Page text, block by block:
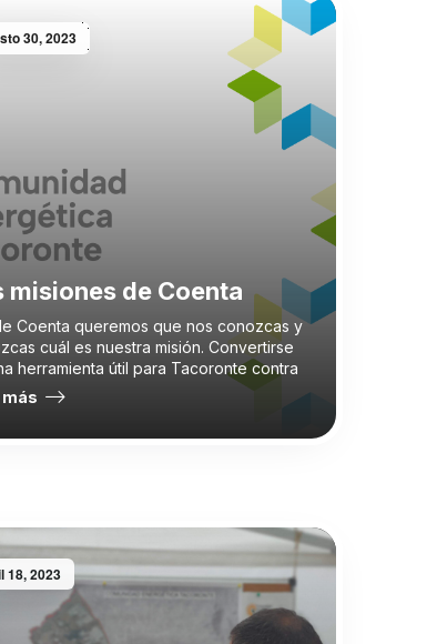
30, 2023
misiones de Coenta
Coenta queremos que nos conozcas y
cuál es nuestra misión. Convertirse
herramienta útil para Tacoronte contra
más
18, 2023